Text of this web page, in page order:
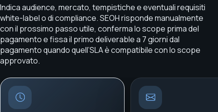
Indica audience, mercato, tempistiche e eventuali requisiti
white-label o di compliance. SEOH risponde manualmente
con il prossimo passo utile, conferma lo scope prima del
pagamento e fissa il primo deliverable a 7 giorni dal
pagamento quando quell’SLA è compatibile con lo scope
approvato.